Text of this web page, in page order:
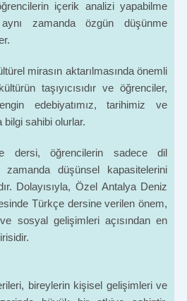
içerik analizi yapabilme
aynı zamanda özgün düşünme
mirasın aktarılmasında önemli
taşıyıcısıdır ve öğrenciler,
edebiyatımız, tarihimiz ve
bilgi sahibi olurlar.
dersi, öğrencilerin sadece dil
zamanda düşünsel kapasitelerini
Dolayısıyla, Özel Antalya Deniz
Türkçe dersine verilen önem,
sosyal gelişimleri açısından en
bireylerin kişisel gelişimleri ve